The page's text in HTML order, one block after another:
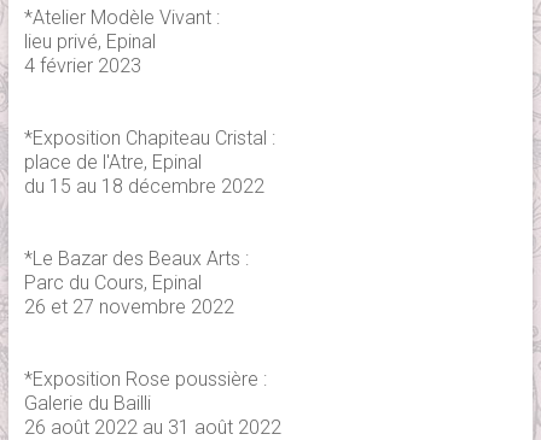
*Atelier Modèle Vivant :
lieu privé, Epinal
4 février 2023
*Exposition Chapiteau Cristal :
place de l'Atre, Epinal
du 15 au 18 décembre 2022
*Le Bazar des Beaux Arts :
Parc du Cours, Epinal
26 et 27 novembre 2022
*Exposition Rose poussière :
Galerie du Bailli
26 août 2022 au 31 août 2022